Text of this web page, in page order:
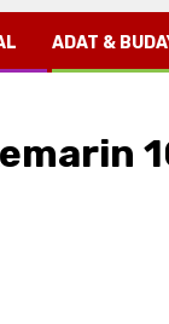
ADAT &